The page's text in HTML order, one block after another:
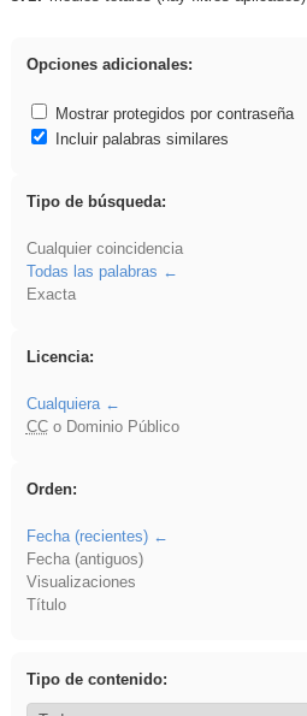
Resultados de: Español
Opciones adicionales:
Mostrar protegidos por contraseña
Incluir palabras similares
Tipo de búsqueda:
Cualquier coincidencia
Todas las palabras
Exacta
Licencia:
Cualquiera
CCo Dominio Público
Orden:
Fecha (recientes)
Fecha (antiguos)
Visualizaciones
Título
Tipo de contenido: